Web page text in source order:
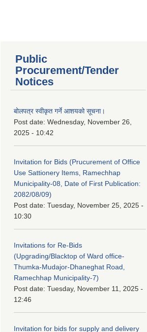
Public
Procurement/Tender
Notices
बोलपत्र स्वीकृत गर्ने आशयको सूचना।
Post date: Wednesday, November 26,
2025 - 10:42
Invitation for Bids (Prucurement of Office
Use Sattionery Items, Ramechhap
Municipality-08, Date of First Publication:
2082/08/09)
Post date: Tuesday, November 25, 2025 -
10:30
Invitations for Re-Bids
(Upgrading/Blacktop of Ward office-
Thumka-Mudajor-Dhaneghat Road,
Ramechhap Municipality-7)
Post date: Tuesday, November 11, 2025 -
12:46
Invitation for bids for supply and delivery